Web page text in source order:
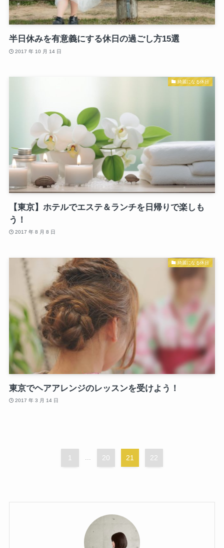
半日休みを有意義にする休日の過ごし方15選
2017 年 10 月 14 日
綺麗になる休日
【東京】ホテルでエステ＆ランチを日帰りで楽しも
う！
2017 年 8 月 8 日
綺麗になる休日
東京でヘアアレンジのレッスンを受けよう！
2017 年 3 月 14 日
1 20 21 22